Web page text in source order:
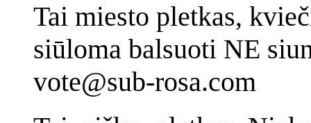
Tai miesto pletkas,
siūloma balsuoti NE
vote@sub-rosa.com